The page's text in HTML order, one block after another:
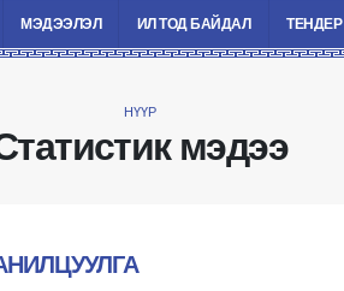
МЭДЭЭЛЭЛ ИЛ ТОД БАЙДАЛ ТЕНДЕР
НҮҮР
мэдээ